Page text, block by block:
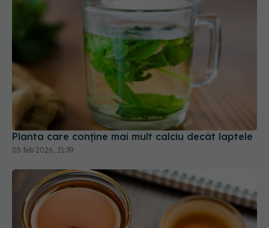
Planta care conține mai mult calciu decât laptele
05 feb 2026, 21:39